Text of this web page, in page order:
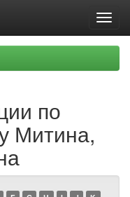
по
Митина,